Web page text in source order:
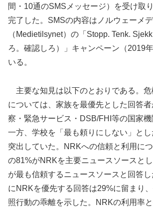
間・10通のSMSメッセージ）を受け取
完了した。SMSの内容はノルウェーメ
（Medietilsynet）の「Stopp. Tenk.
ろ。確認しろ）」キャンペーン（2019
いる。
主要な知見は以下のとおりである。
については、家族を最優先とした回答
察・緊急サービス・DSB/FHI等の国家機
一方、学校を「最も頼りにしない」と
突出していた。NRKへの信頼と利用に
の81%がNRKを主要ニュースソースと
が最も信頼するニュースソースと回答
にNRKを優先する回答は29%に留まり
照行動の乖離を示した。NRKの利用率